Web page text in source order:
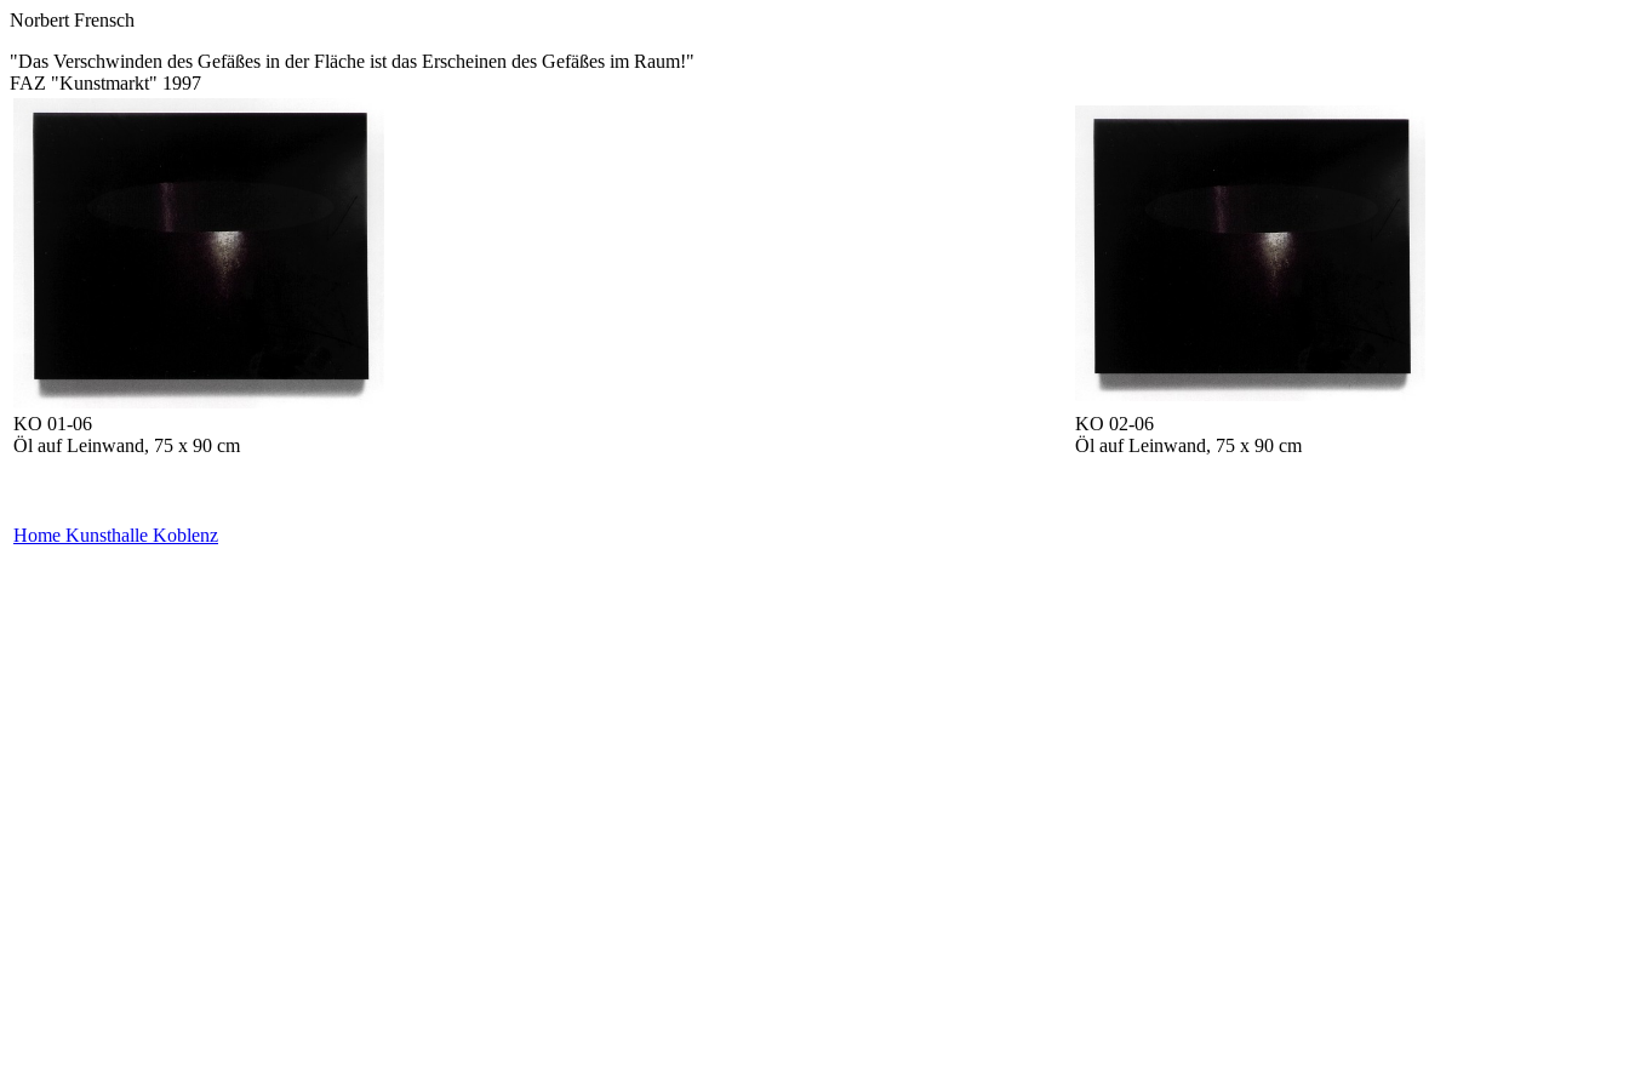
Norbert Frensch
"Das Verschwinden des Gefäßes in der Fläche ist das Erscheinen des Gefäßes im Raum!"
FAZ "Kunstmarkt" 1997
KO 01-06
Öl auf Leinwand, 75 x 90 cm
KO 02-06
Öl auf Leinwand, 75 x 90 cm
Home Kunsthalle Koblenz